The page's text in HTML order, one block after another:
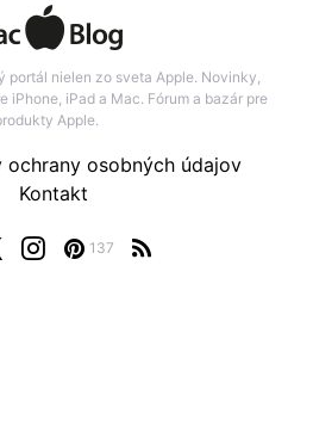
nielen zo sveta Apple. Novinky,
iPhone, iPad a Mac. Fórum a bazár pre
Apple.
137
ochrany osobných údajov
Kontakt